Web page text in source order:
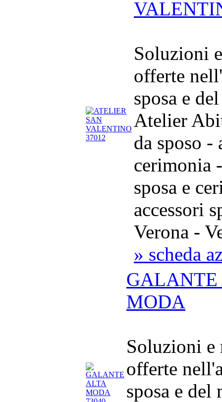
Soluzioni
offerte
sposa e
Atelier
da sposo -
cerimonia
sposa e
accessori
Verona -
» scheda
GALANTE
MODA
Soluzioni e
offerte
sposa e